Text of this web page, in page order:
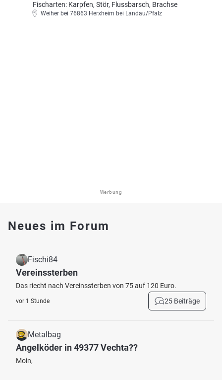
Fischarten: Karpfen, Stör, Flussbarsch, Brachse
Weiher bei 76863 Herxheim bei Landau/Pfalz
Werbung
Neues im Forum
Fischi84
Vereinssterben
Das riecht nach Vereinssterben von 75 auf 120 Euro.
vor 1 Stunde 25 Beiträge
Metalbag
Angelköder in 49377 Vechta??
Moin,